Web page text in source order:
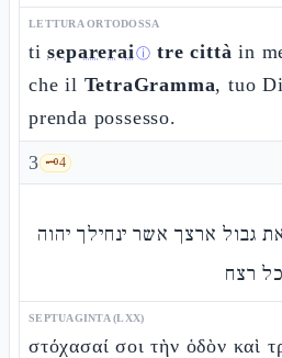
LETTURA ORTODOSSA
tisepareraiⓘ tre città in
che il TetraGramma, tuo
prenda possesso.
3 🗝️4
גבול ארצך אשר ינחילך יהוה
רצח
SEPTUAGINTA (LXX)
στόχασαί σοι τὴν ὁδὸν καὶ